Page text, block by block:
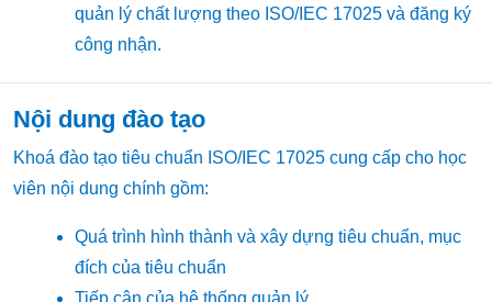
quản lý chất lượng theo ISO/IEC 17025 và đăng ký
công nhận.
Nội dung đào tạo
Khoá đào tạo tiêu chuẩn ISO/IEC 17025 cung cấp cho học
viên nội dung chính gồm:
Quá trình hình thành và xây dựng tiêu chuẩn, mục
đích của tiêu chuẩn
Tiếp cận của hệ thống quản lý